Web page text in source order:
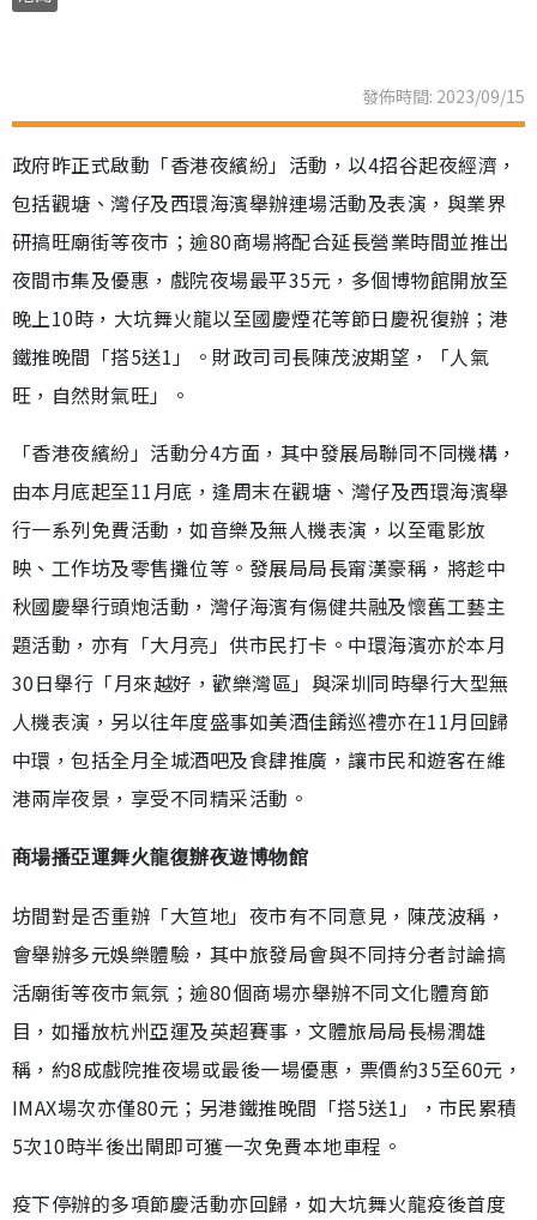
發佈時間: 2023/09/15
政府昨正式啟動「香港夜繽紛」活動，以4招谷起夜經濟，
包括觀塘、灣仔及西環海濱舉辦連場活動及表演，與業界
研搞旺廟街等夜市；逾80商場將配合延長營業時間並推出
夜間市集及優惠，戲院夜場最平35元，多個博物館開放至
晚上10時，大坑舞火龍以至國慶煙花等節日慶祝復辦；港
鐵推晚間「搭5送1」。財政司司長陳茂波期望，「人氣
旺，自然財氣旺」。
「香港夜繽紛」活動分4方面，其中發展局聯同不同機構，
由本月底起至11月底，逢周末在觀塘、灣仔及西環海濱舉
行一系列免費活動，如音樂及無人機表演，以至電影放
映、工作坊及零售攤位等。發展局局長甯漢豪稱，將趁中
秋國慶舉行頭炮活動，灣仔海濱有傷健共融及懷舊工藝主
題活動，亦有「大月亮」供市民打卡。中環海濱亦於本月
30日舉行「月來越好，歡樂灣區」與深圳同時舉行大型無
人機表演，另以往年度盛事如美酒佳餚巡禮亦在11月回歸
中環，包括全月全城酒吧及食肆推廣，讓市民和遊客在維
港兩岸夜景，享受不同精采活動。
商場播亞運舞火龍復辦夜遊博物館
坊間對是否重辦「大笪地」夜市有不同意見，陳茂波稱，
會舉辦多元娛樂體驗，其中旅發局會與不同持分者討論搞
活廟街等夜市氣氛；逾80個商場亦舉辦不同文化體育節
目，如播放杭州亞運及英超賽事，文體旅局局長楊潤雄
稱，約8成戲院推夜場或最後一場優惠，票價約35至60元，
IMAX場次亦僅80元；另港鐵推晚間「搭5送1」，市民累積
5次10時半後出閘即可獲一次免費本地車程。
疫下停辦的多項節慶活動亦回歸，如大坑舞火龍疫後首度